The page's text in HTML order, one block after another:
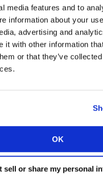
media features and to
information about your
advertising and
it with other information
or that they’ve
OK
sell or share my personal
medios tradicionales
en nuestra sociedad.
los profesionales de la
sesgados. A
el peso o la importancia
viene (e incorporarlo a la
más tiempo siguen